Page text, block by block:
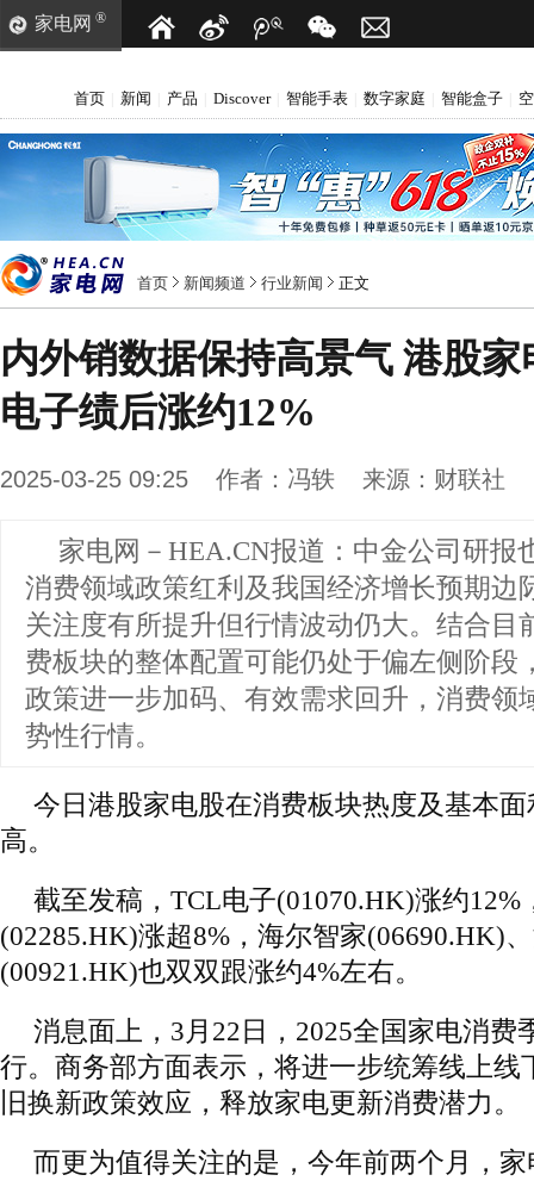
家电网 ®
首页 新闻 产品 Discover 智能手表 数字家庭 智能盒子
首页 新闻频道 行业新闻 正文
内外销数据保持高景气 港股
电子绩后涨约12%
2025-03-25 09:25 作者： 冯轶 来源： 财联社
家电网－HEA.CN报道： 中金公司研报
消费领域政策红利及我国经济增长预期边
关注度有所提升但行情波动仍大。结合目
费板块的整体配置可能仍处于偏左侧阶段
政策进一步加码、有效需求回升，消费领
势性行情。
今日港股家电股在消费板块热度及基本
高。
截至发稿，TCL电子(01070.HK)涨约12%
(02285.HK)涨超8%，海尔智家(06690.HK)
(00921.HK)也双双跟涨约4%左右。
消息面上，3月22日，2025全国家电消费
行。商务部方面表示，将进一步统筹线上线
旧换新政策效应，释放家电更新消费潜力。
而更为值得关注的是，今年前两个月，